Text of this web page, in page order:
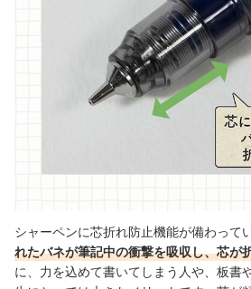
シャーペンに芯折れ防止機能が備わって
れたバネが筆記中の衝撃を吸収し、芯が
に、力を込めて書いてしまう人や、板書